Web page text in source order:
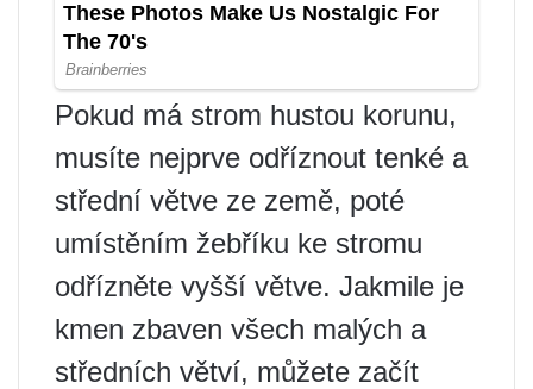
Pokud má strom hustou korunu,
musíte nejprve odříznout tenké a
střední větve ze země, poté
umístěním žebříku ke stromu
odřízněte vyšší větve. Jakmile je
kmen zbaven všech malých a
středních větví, můžete začít